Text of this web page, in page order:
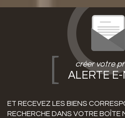
créer votre
ALERTE
ET RECEVEZ LES BIENS
RECHERCHE DANS VOTRE BOÎTE